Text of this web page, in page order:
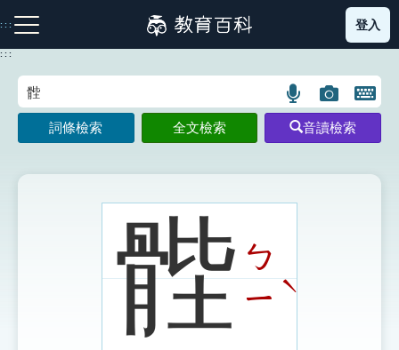
到
主
:::
注音索引圖示 筆畫索引圖示 部首索引表圖示
登入
:::
語
言
搜
示
圖
片
搜
開
鍵
圖
詞條檢索 全文檢索 音讀檢索
䯗ㄅ
ㄧˋ